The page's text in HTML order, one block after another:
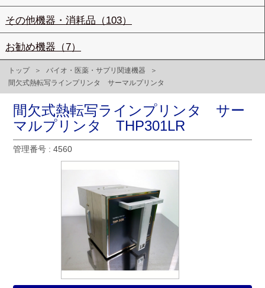
その他機器・消耗品（103）
お勧め機器（7）
トップ
バイオ・医薬・サプリ関連機器
間欠式熱転写ラインプリンタ サーマルプリンタ
間欠式熱転写ラインプリンタ サー
マルプリンタ THP301LR
管理番号 : 4560